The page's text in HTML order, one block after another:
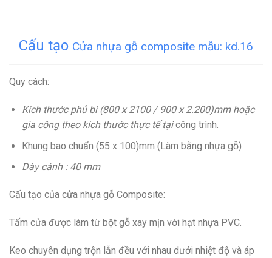
Cấu tạo Cửa nhựa gỗ composite mẫu: kd.16
Quy cách:
Kích thước phủ bì (800 x 2100 / 900 x 2.200)mm hoặc
gia công theo kích thước thực tế tạicông trình.
Khung bao chuẩn (55 x 100)mm (Làm bằng nhựa gỗ)
Dày cánh : 40 mm
Cấu tạo của cửa nhựa gỗ Composite:
Tấm cửa được làm từ bột gỗ xay mịn với hạt nhựa PVC.
Keo chuyên dụng trộn lẫn đều với nhau dưới nhiệt độ và áp